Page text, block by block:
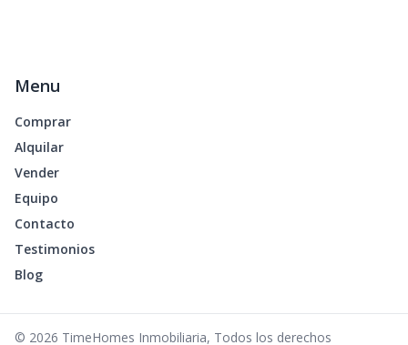
Menu
Comprar
Alquilar
Vender
Equipo
Contacto
Testimonios
Blog
© 2026 TimeHomes Inmobiliaria, Todos los derechos